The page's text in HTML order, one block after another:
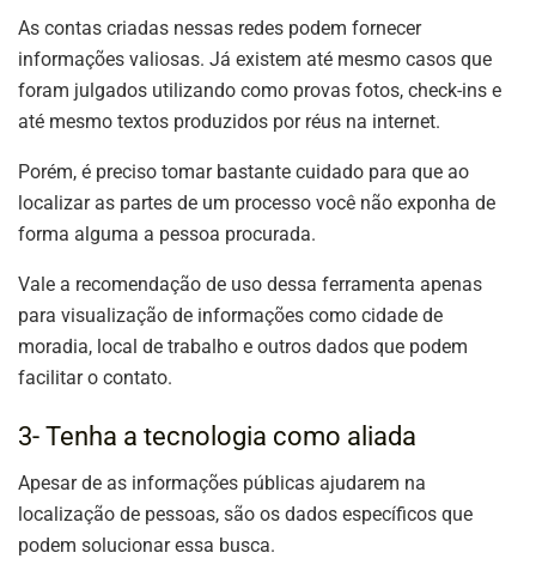
As contas criadas nessas redes podem fornecer
informações valiosas. Já existem até mesmo casos que
foram julgados utilizando como provas fotos, check-ins e
até mesmo textos produzidos por réus na internet.
Porém, é preciso tomar bastante cuidado para que ao
localizar as partes de um processo você não exponha de
forma alguma a pessoa procurada.
Vale a recomendação de uso dessa ferramenta apenas
para visualização de informações como cidade de
moradia, local de trabalho e outros dados que podem
facilitar o contato.
3- Tenha a tecnologia como aliada
Apesar de as informações públicas ajudarem na
localização de pessoas, são os dados específicos que
podem solucionar essa busca.